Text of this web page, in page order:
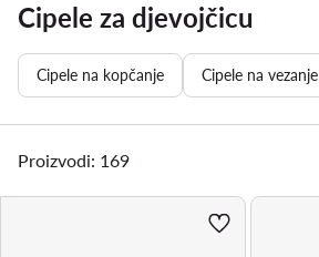
Cipele za djevojčicu
Cipele na kopčanje Cipele na vezanje
Proizvodi: 169